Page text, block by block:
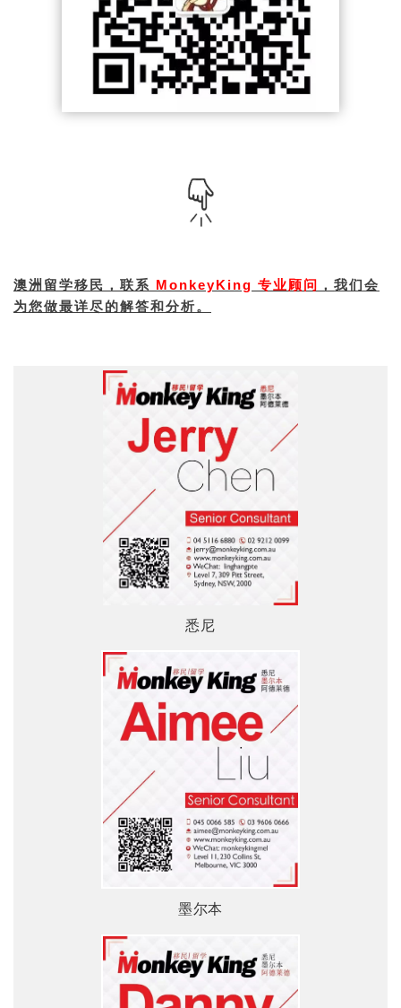
澳洲留学移民，联系 MonkeyKing 专业顾问 ， 我们会
为您做最详尽的解答和分析。
悉尼
墨尔本